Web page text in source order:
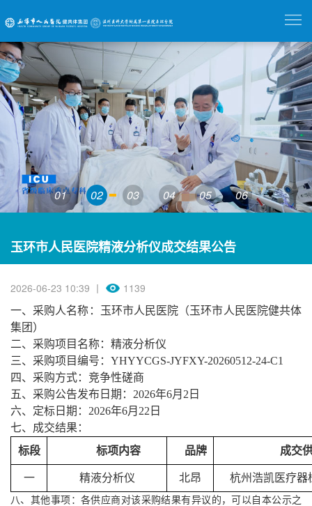
01 02 03 04 05 06
玉环市人民医院精液分析仪成交结果公告
2026-06-23 10:39 丨 1139
一、采购人名称：玉环市人民医院（玉环市人民医院健共体
集团）
二、采购项目名称： 精液分析仪
三、采购项目编号： YHYYCGS-JYFXY-20260512-24-C1
四、采购方式：竞争性磋商
五、采购公告发布日期： 2026年6月2日
六、定标日期： 2026年6月22日
七、成交结果：
标段
标项内容 品牌 成交
一 精液分析仪 北昂 杭州浩凯医疗器
八、其他事项：各供应商对该采购结果有异议的，可以自本公示之